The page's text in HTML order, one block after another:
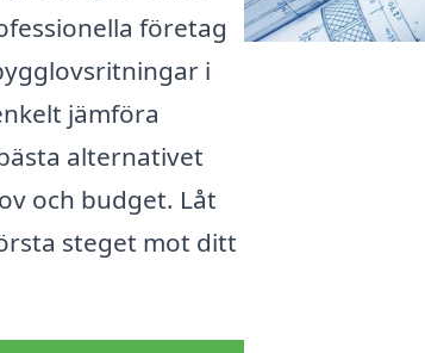
företag
i
jämföra
alternativet
och budget. Låt
steget mot ditt